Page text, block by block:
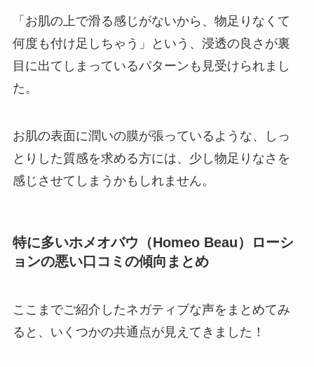
「お肌の上で滑る感じがないから、物足りなくて
何度も付け足しちゃう」という、浸透の良さが裏
目に出てしまっているパターンも見受けられまし
た。
お肌の表面に潤いの膜が張っているような、しっ
とりした質感を求める方には、少し物足りなさを
感じさせてしまうかもしれません。
特に多いホメオバウ（Homeo Beau）ローシ
ョンの悪い口コミの傾向まとめ
ここまでご紹介したネガティブな声をまとめてみ
ると、いくつかの共通点が見えてきました！